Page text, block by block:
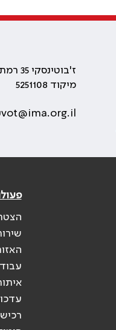
ז'בוטינסקי 35 רמת גן, בניין התאומים 2
מיקוד 5251108